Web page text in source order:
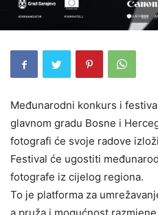
Međunarodni konkurs i
glavnom gradu Bosne i
fotografi će svoje radove
Festival će ugostiti
fotografe iz cijelog regiona.
To je platforma za